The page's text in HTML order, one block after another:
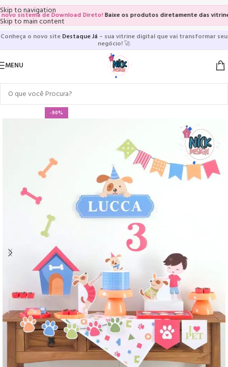
Skip to navigation
Skip to main content
de Download Direto!Baixe os produtos diretamente das vitrines e
Conheça o novo site Destaque Já – sua vitrine digital que vai transformar seu
negócio!🚀
MENU
-90%